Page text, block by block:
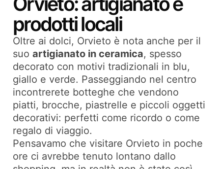
prodotti locali
Oltre ai dolci, Orvieto è nota anche per il
suoartigianato in ceramica, spesso
decorato con motivi tradizionali in blu,
giallo e verde. Passeggiando nel centro
incontrerete botteghe che vendono
piatti, brocche, piastrelle e piccoli oggetti
decorativi: perfetti come ricordo o come
regalo di viaggio.
Pensavamo che visitare Orvieto in poche
ore ci avrebbe tenuto lontano dallo